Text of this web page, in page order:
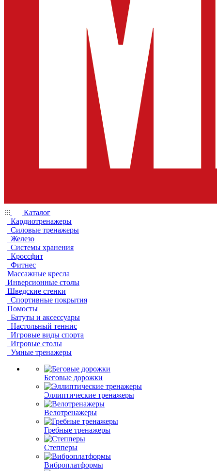
Каталог
Кардиотренажеры
Силовые тренажеры
Железо
Системы хранения
Кроссфит
Фитнес
Массажные кресла
Инверсионные столы
Шведские стенки
Спортивные покрытия
Помосты
Батуты и аксессуары
Настольный теннис
Игровые виды спорта
Игровые столы
Умные тренажеры
Беговые дорожки
Эллиптические тренажеры
Велотренажеры
Гребные тренажеры
Степперы
Виброплатформы